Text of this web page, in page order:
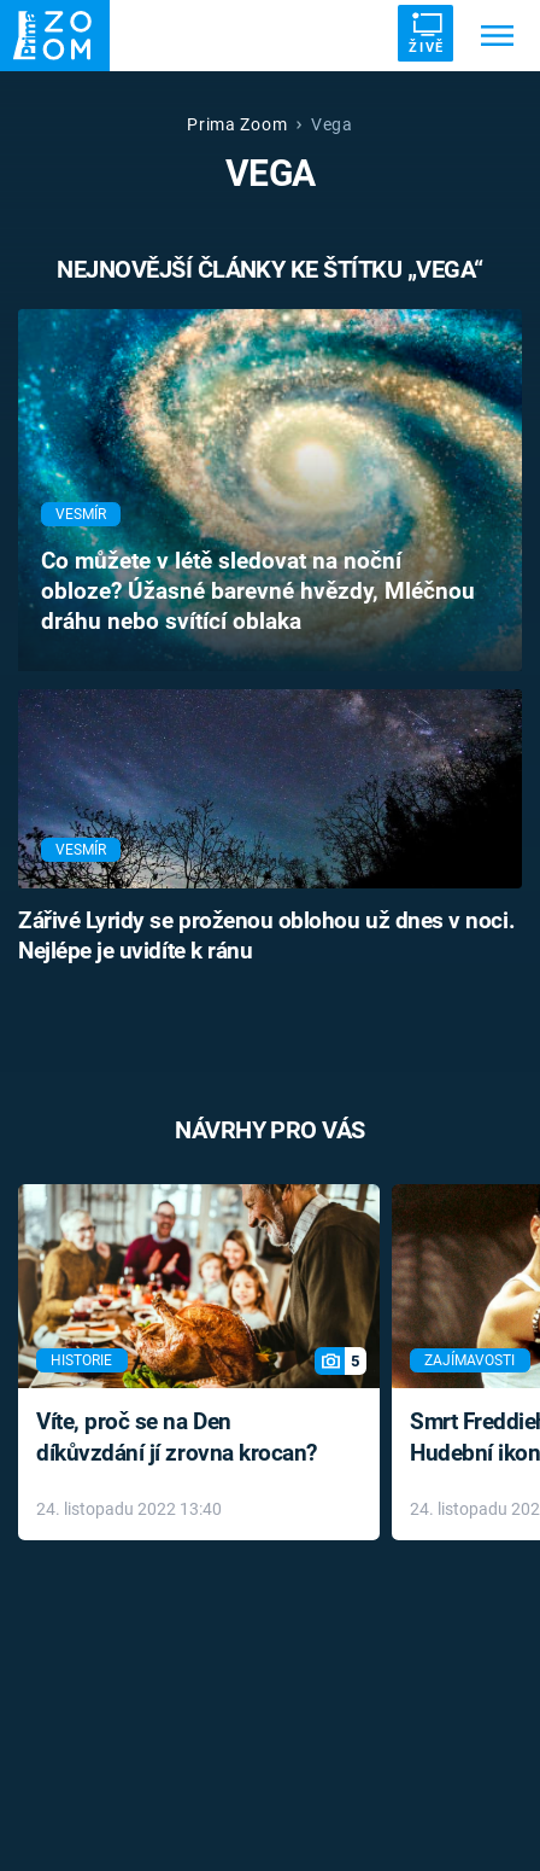
ŽIVĚ
UFO DRUHÁ SVĚTOVÁ VÁLKA
VETŘELCI DÁVNOVĚKU
Témata
Témata
Pořady
TV Program
Časopis
Sledujte prima+
Přihlášení
Sledujte nás
Prima Zoom Vega
VEGA
NEJNOVĚJŠÍ ČLÁNKY KE ŠTÍTKU „VEGA“
VESMÍR
Co můžete v létě sledovat na noční
obloze? Úžasné barevné hvězdy, Mléčnou
dráhu nebo svítící oblaka
VESMÍR
Zářivé Lyridy se proženou oblohou už dnes v noci.
Nejlépe je uvidíte k ránu
NÁVRHY PRO VÁS
HISTORIE 5
Víte, proč se na Den
díkůvzdání jí zrovna krocan?
24. listopadu 2022 13:40
ZAJÍMAVOSTI
Smrt
Hudební
léky
24. listopadu